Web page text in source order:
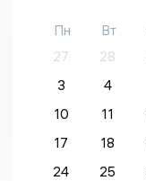
Пн Вт
27
28
3
4
10
11
17
18
24
25